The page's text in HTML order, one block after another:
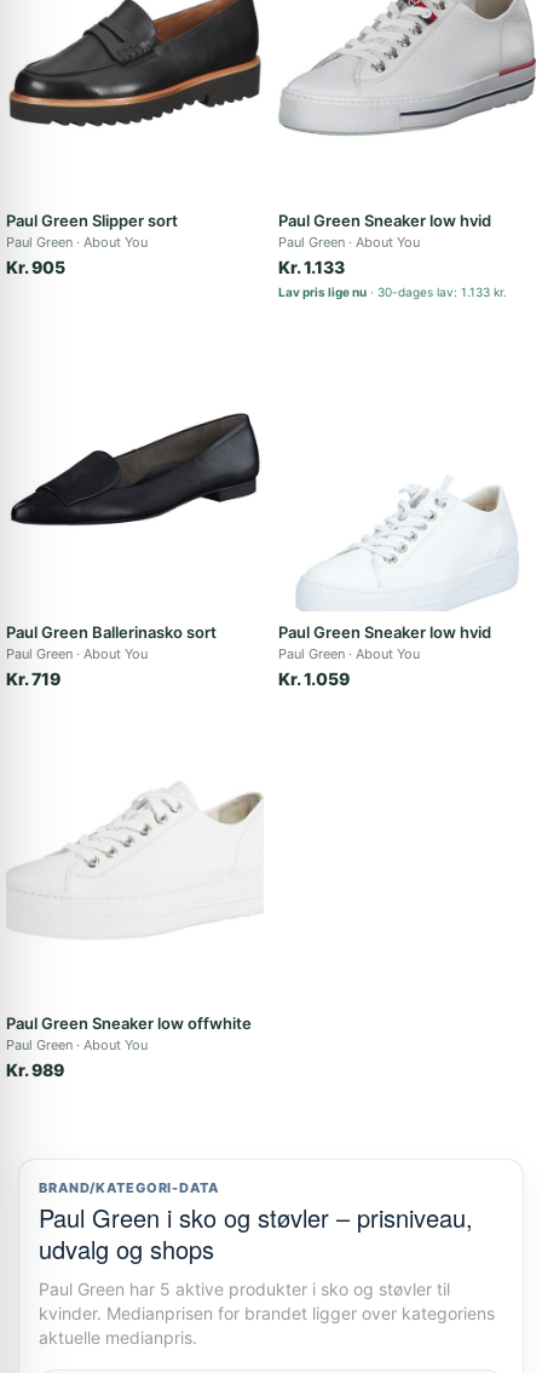
Paul Green Slipper sort
Paul Green About You
Kr. 905
Paul Green Sneaker low hvid
Paul Green About You
Kr. 1.133
Lav pris lige nu 30-dages lav: 1.133 kr.
Paul Green Ballerinasko sort
Paul Green About You
Kr. 719
Paul Green Sneaker low hvid
Paul Green About You
Kr. 1.059
Paul Green Sneaker low offwhite
Paul Green About You
Kr. 989
BRAND/KATEGORI-DATA
Paul Green i sko og støvler – prisniveau,
udvalg og shops
Paul Green har 5 aktive produkter i sko og støvler til
kvinder. Medianprisen for brandet ligger over kategoriens
aktuelle medianpris.